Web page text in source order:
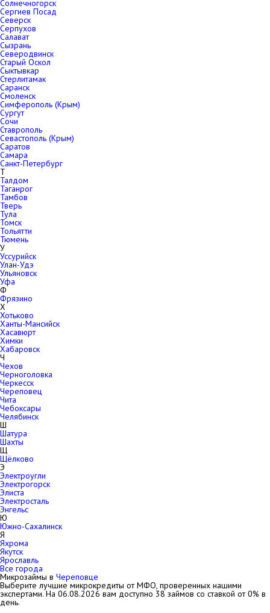
Солнечногорск
Сергиев Посад
Северск
Серпухов
Салават
Сызрань
Северодвинск
Старый Оскол
Сыктывкар
Стерлитамак
Саранск
Смоленск
Симферополь (Крым)
Сургут
Сочи
Ставрополь
Севастополь (Крым)
Саратов
Самара
Санкт-Петербург
Т
Талдом
Таганрог
Тамбов
Тверь
Тула
Томск
Тольятти
Тюмень
У
Уссурийск
Улан-Удэ
Ульяновск
Уфа
Ф
Фрязино
Х
Хотьково
Ханты-Мансийск
Хасавюрт
Химки
Хабаровск
Ч
Чехов
Черноголовка
Черкесск
Череповец
Чита
Чебоксары
Челябинск
Ш
Шатура
Шахты
Щ
Щёлково
Э
Электроугли
Электрогорск
Элиста
Электросталь
Энгельс
Ю
Южно-Сахалинск
Я
Яхрома
Якутск
Ярославль
Все города
Микрозаймы в Череповце
Выберите лучшие микрокредиты от МФО, проверенных нашими
экспертами. На 06.08.2026 вам доступно 38 займов со ставкой от 0% в
день.